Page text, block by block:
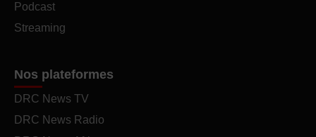
Podcast
Streaming
Nos plateformes
DRC News TV
DRC News Radio